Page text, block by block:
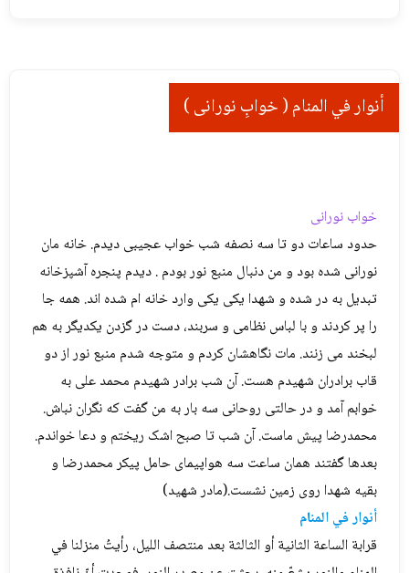
أنوار في المنام ( خوابِ نورانی )
خواب نورانی
حدود ساعات دو تا سه نصفه شب خواب عجیبی دیدم. خانه مان
نورانی شده بود و من دنبال منبع نور بودم . دیدم پنجره آشپزخانه
تبدیل به در شده و شهدا یکی یکی وارد خانه ام شده اند. همه جا
را پر کردند و با لباس نظامی و سربند، دست در گزدن یکدیگر به هم
لبخند می زنند. مات نگاهشان کردم و متوجه شدم منبع نور از دو
قاب برادران شهیدم هست. آن شب برادر شهیدم محمد علی به
خوابم آمد و در حالتی روحانی سه بار به من گفت که نگران نباش.
محمدرضا پیش ماست. آن شب تا صبح اشک ریختم و دعا خواندم.
بعدها گفتند همان ساعت سه هواپیمای حامل پیکر محمدرضا و
بقیه شهدا روی زمین نشست.(مادر شهید)
أنوار في المنام
قرابة الساعة الثانية أو الثالثة بعد منتصف الليل، رأيتُ منزلنا في